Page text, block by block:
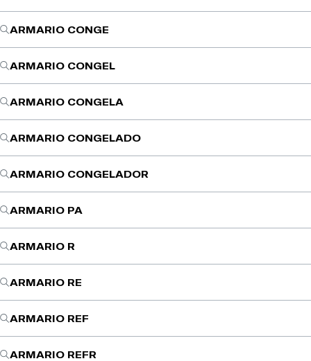
ARMARIO CONGE
ARMARIO CONGEL
ARMARIO CONGELA
ARMARIO CONGELADO
ARMARIO CONGELADOR
ARMARIO PA
ARMARIO R
ARMARIO RE
ARMARIO REF
ARMARIO REFR